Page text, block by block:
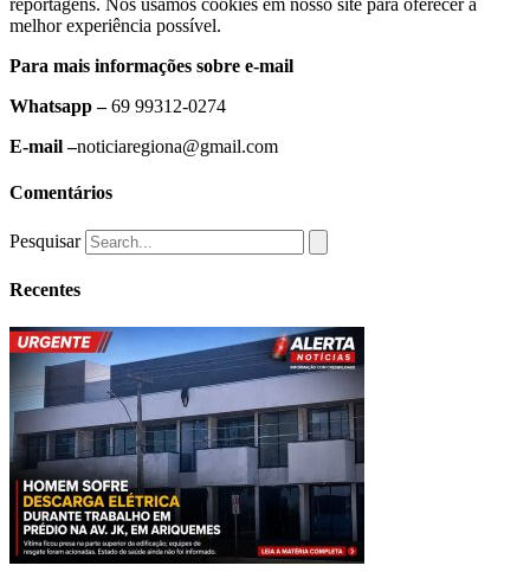
melhor experiência possível.
Para mais informações sobre e-mail
Whatsapp –69 99312-0274
E-mail –noticiaregiona@gmail.com
Comentários
Pesquisar
Recentes